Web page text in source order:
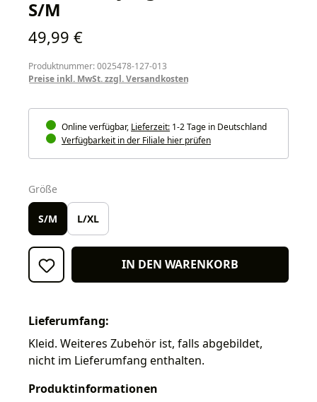
S/M
Regulärer Preis:
49,99 €
Produktnummer: 0025478-127-013
Preise inkl. MwSt. zzgl. Versandkosten
Online verfügbar, Lieferzeit: 1-2 Tage in Deutschland
Verfügbarkeit in der Filiale hier prüfen
Größe
S/M L/XL
IN DEN WARENKORB
Lieferumfang:
Kleid. Weiteres Zubehör ist, falls abgebildet,
nicht im Lieferumfang enthalten.
Produktinformationen